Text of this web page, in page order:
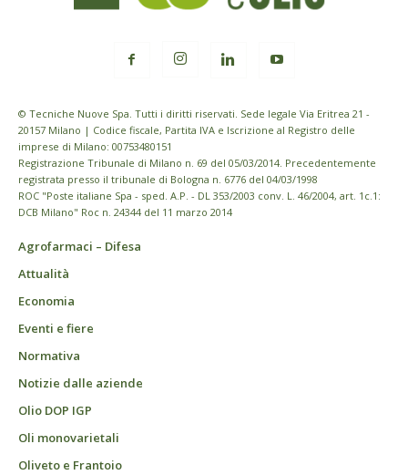
© Tecniche Nuove Spa. Tutti i diritti riservati. Sede legale Via Eritrea 21 -
20157 Milano | Codice fiscale, Partita IVA e Iscrizione al Registro delle
imprese di Milano: 00753480151
Registrazione Tribunale di Milano n. 69 del 05/03/2014. Precedentemente
registrata presso il tribunale di Bologna n. 6776 del 04/03/1998
ROC "Poste italiane Spa - sped. A.P. - DL 353/2003 conv. L. 46/2004, art. 1c.1:
DCB Milano" Roc n. 24344 del 11 marzo 2014
Agrofarmaci – Difesa
Attualità
Economia
Eventi e fiere
Normativa
Notizie dalle aziende
Olio DOP IGP
Oli monovarietali
Oliveto e Frantoio